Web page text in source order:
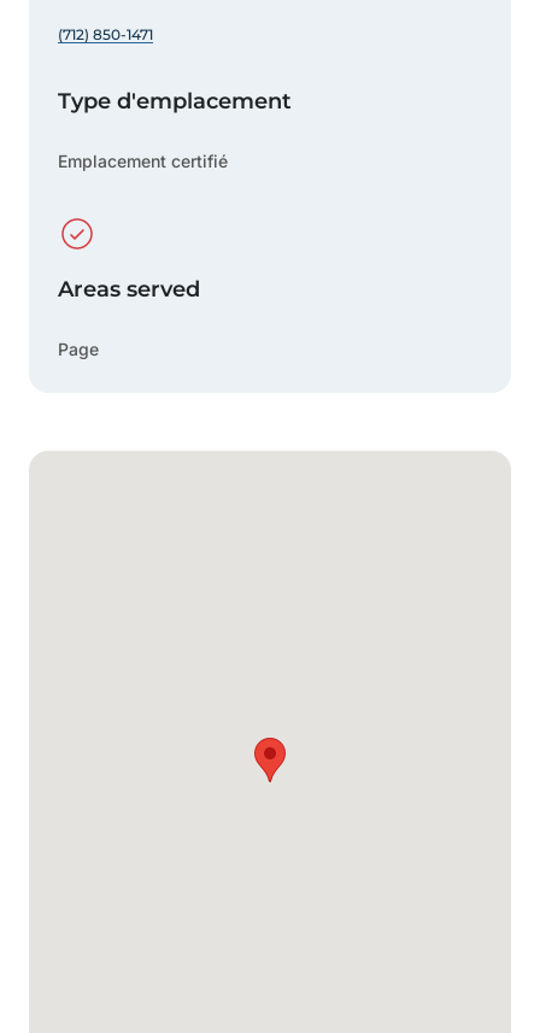
Carte Google
(712) 850-1471
Type d'emplacement
Emplacement certifié
Areas served
Page